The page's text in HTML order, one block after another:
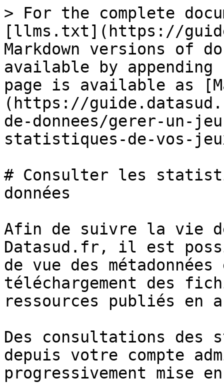
> For the complete
[llms.txt](https://
Markdown versions of
available by
page is available as
(https://
de-donnees/gerer-un-
statistiques-de-vos-
# Consulter les
données
Afin de suivre la vie
Datasud.fr, il est
de vue des
téléchargement des
ressources publiés en
Des consultations
depuis votre compte
progressivement mise